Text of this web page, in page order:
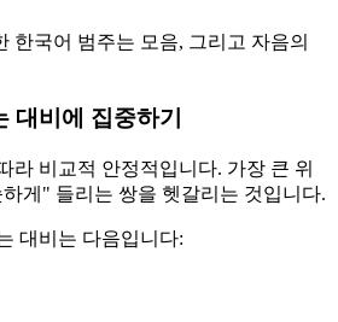
한국어 범주는 모음, 그리고 자음의
대비에 집중하기
라 비교적 안정적입니다. 가장 큰 위
게" 들리는 쌍을 헷갈리는 것입니다.
대비는 다음입니다: